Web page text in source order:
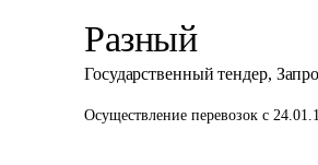
Разный
Государственный тендер,
Осуществление перевозок с